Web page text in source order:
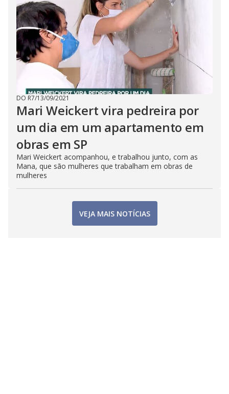
DO R7/13/09/2021
Mari Weickert vira pedreira por
um dia em um apartamento em
obras em SP
Mari Weickert acompanhou, e trabalhou junto, com as
Mana, que são mulheres que trabalham em obras de
mulheres
VEJA MAIS NOTÍCIAS